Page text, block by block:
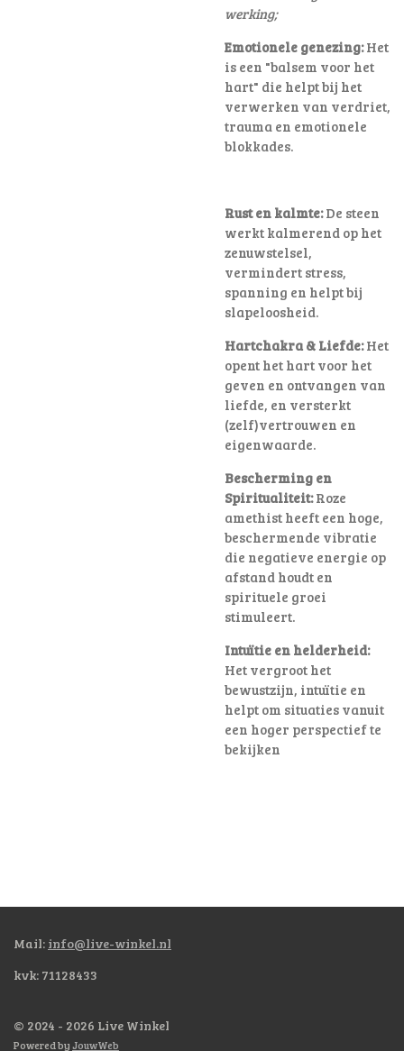
werking;
Emotionele genezing:Het
is een "balsem voor het
hart" die helpt bij het
verwerken van verdriet,
trauma en emotionele
blokkades.
Rust en kalmte:De steen
werkt kalmerend op het
zenuwstelsel,
vermindert stress,
spanning en helpt bij
slapeloosheid.
Hartchakra & Liefde:Het
opent het hart voor het
geven en ontvangen van
liefde, en versterkt
(zelf)vertrouwen en
eigenwaarde.
Bescherming en
Spiritualiteit:Roze
amethist heeft een hoge,
beschermende vibratie
die negatieve energie op
afstand houdt en
spirituele groei
stimuleert.
Intuïtie en helderheid:
Het vergroot het
bewustzijn, intuïtie en
helpt om situaties vanuit
een hoger perspectief te
bekijken
Mail: info@live-winkel.nl
kvk: 71128433
© 2024 - 2026 Live Winkel
Powered byJouwWeb